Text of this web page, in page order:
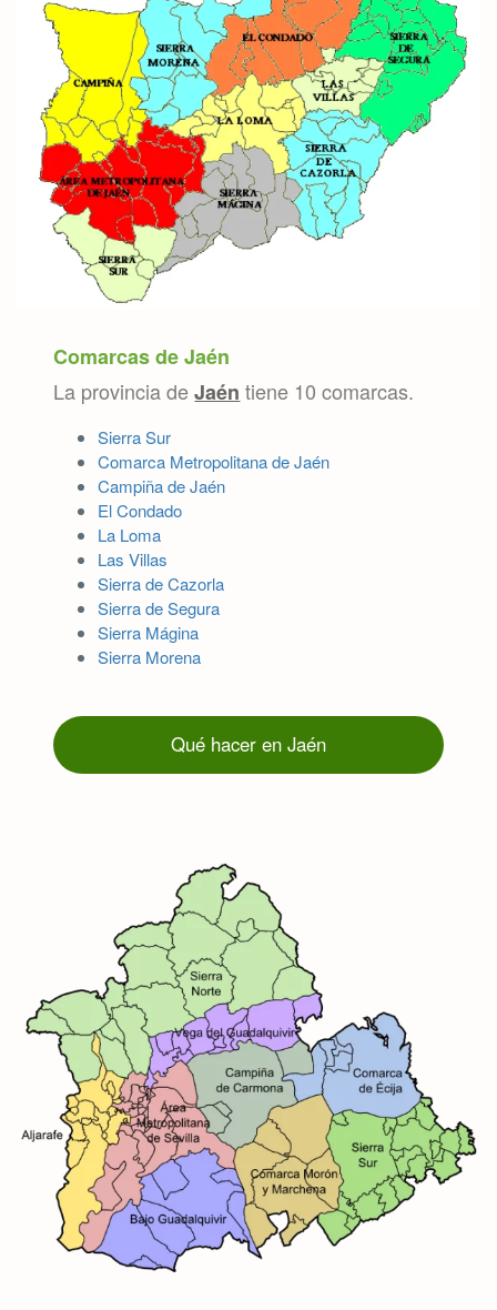
Comarcas de Jaén
La provincia deJaén tiene 10 comarcas.
Sierra Sur
Comarca Metropolitana de Jaén
Campiña de Jaén
El Condado
La Loma
Las Villas
Sierra de Cazorla
Sierra de Segura
Sierra Mágina
Sierra Morena
Qué hacer en Jaén